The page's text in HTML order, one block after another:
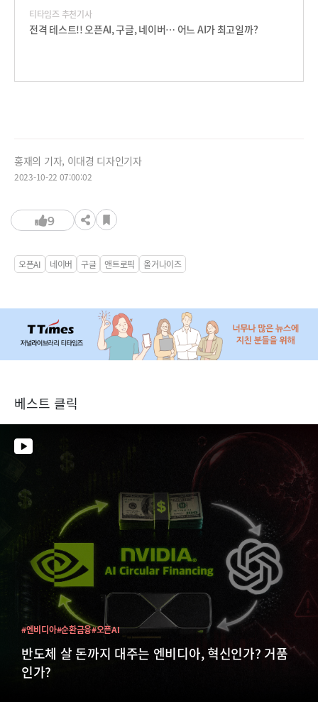
티타임즈 추천기사
전격 테스트!! 오픈AI, 구글, 네이버… 어느 AI가 최고일까?
홍재의 기자, 이대경 디자인기자
2023-10-22 07:00:02
9
오픈AI 네이버 구글 앤트로픽 올거나이즈
베스트 클릭
반도체 살 돈까지 대주는 엔비디아, 혁신인가? 거품
인가?
#엔비디아#순환금융#오픈AI